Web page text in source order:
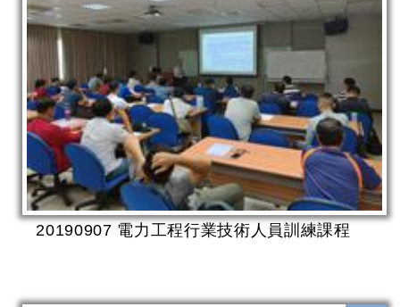
20190907 電力工程行業技術人員訓練課程